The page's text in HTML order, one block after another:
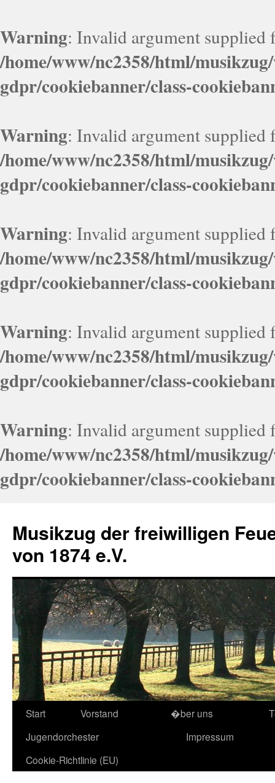
Warning: Invalid argument supplied
/home/www/nc2358/html/
gdpr/cookiebanner/class-
Warning: Invalid argument supplied
/home/www/nc2358/html/
gdpr/cookiebanner/class-
Warning: Invalid argument supplied
/home/www/nc2358/html/
gdpr/cookiebanner/class-
Warning: Invalid argument supplied
/home/www/nc2358/html/
gdpr/cookiebanner/class-
Warning: Invalid argument supplied
/home/www/nc2358/html/
gdpr/cookiebanner/class-
springen
Musikzug der freiwilligen
von 1874 e.V.
Start Vorstand �ber uns
Jugendorchester
Impressum
Cookie-Richtlinie (EU)